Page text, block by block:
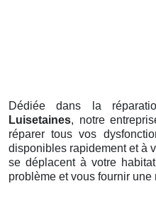
Dédiée dans la
Luisetaines, notre
réparer tous vos
disponibles rapidement et à
se déplacent à votre
problème et vous fournir